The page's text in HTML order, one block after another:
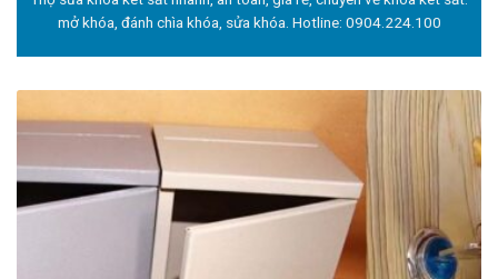
mở khóa, đánh chìa khóa, sửa khóa. Hotline: 0904.224.100